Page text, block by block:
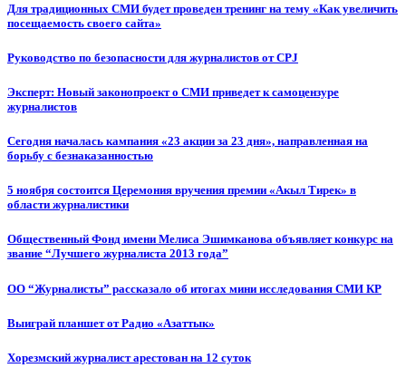
Для традиционных СМИ будет проведен тренинг на тему «Как увеличить
посещаемость своего сайта»
Руководство по безопасности для журналистов от CPJ
Эксперт: Новый законопроект о СМИ приведет к самоцензуре
журналистов
Сегодня началась кампания «23 акции за 23 дня», направленная на
борьбу с безнаказанностью
5 ноября состоится Церемония вручения премии «Акыл Тирек» в
области журналистики
Общественный Фонд имени Мелиса Эшимканова объявляет конкурс на
звание “Лучшего журналиста 2013 года”
ОО “Журналисты” рассказало об итогах мини исследования СМИ КР
Выиграй планшет от Радио «Азаттык»
Хорезмский журналист арестован на 12 суток